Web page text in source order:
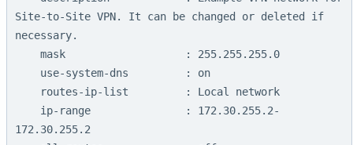
Site-to-Site VPN. It can be changed or deleted if
necessary.
172.30.255.2